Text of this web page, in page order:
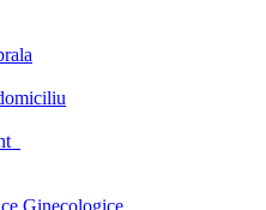
Ginecologice